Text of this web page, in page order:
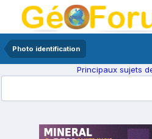
Photo identification
Principaux sujets